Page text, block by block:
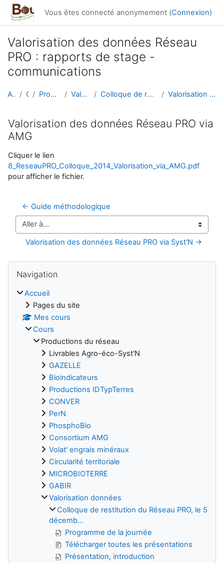
Passer au contenu principal
Vous êtes connecté anonymement (Connexion)
Valorisation des données Réseau
PRO : rapports de stage -
communications
Accueil Cours Productions du réseau Valorisation données Colloque de restitution du Réseau PRO, le 5 décemb... Valorisation des données Réseau PRO via AMG
Valorisation des données Réseau PRO via
AMG
Conditions d’achèvement
Cliquer le lien
8_ReseauPRO_Colloque_2014_Valorisation_via_AMG.pdf
pour afficher le fichier.
← Guide méthodologique
Aller à…
Valorisation des données Réseau PRO via Syst'N →
Blocs
Navigation
Accueil
Pages du site
Mes cours
Cours
Productions du réseau
Livrables Agro-éco-Syst'N
GAZELLE
Bioindicateurs
Productions IDTypTerres
CONVER
PerN
PhosphoBio
Consortium AMG
Volat' engrais minéraux
Circularité territoriale
MICROBIOTERRE
GABIR
Valorisation données
Colloque de restitution du Réseau PRO, le 5
décemb...
Programme de la journée
Télécharger toutes les présentations
Présentation, introduction